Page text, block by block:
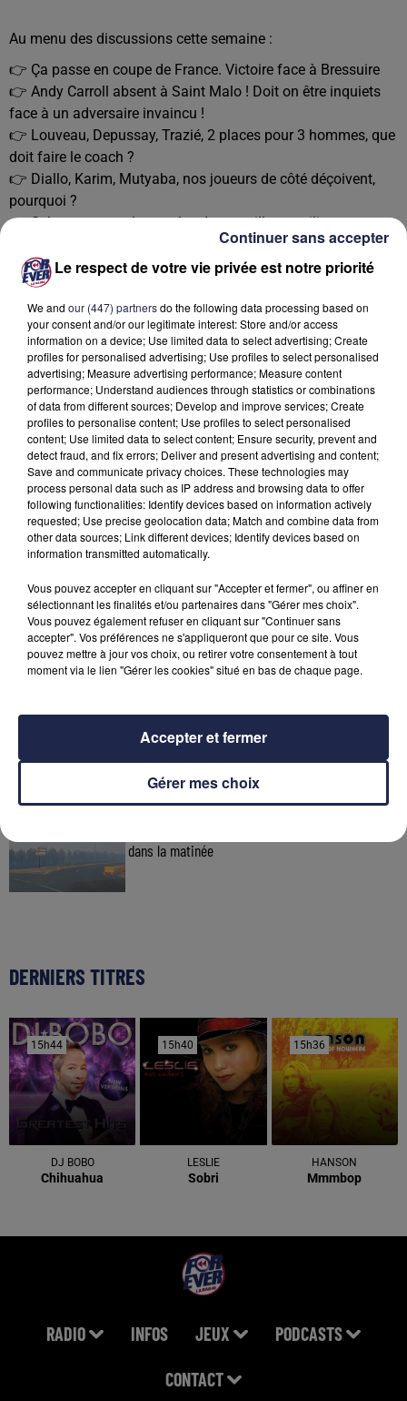
Au menu des discussions cette semaine :
👉 Ça passe en coupe de France. Victoire face à Bressuire
👉 Andy Carroll absent à Saint Malo ! Doit on être inquiets
face à un adversaire invaincu !
👉 Louveau, Depussay, Trazié, 2 places pour 3 hommes, que
doit faire le coach ?
👉 Diallo, Karim, Mutyaba, nos joueurs de côté déçoivent,
pourquoi ?
👉 Selon vous, quels sont les deux meilleurs milieux
Ecoutez le nouvel épisode de Coups Francs :
À LA UNE
31 juillet 2026
Incendie de Saumos : une météo nocturne
favorable
Incendies en Gironde : retour des habitants
autorisé dans neuf...
dans la matinée
DERNIERS TITRES
15h44
15h44
DJ BOBO
Chihuahua
15h40
15h40
LESLIE
Sobri
15h36
15h36
HANSON
Mmmbop
RADIO INFOS JEUX PODCASTS
CONTACT
Le respect de votre vie privée est notre priorité
We and our (447) partnersdo the following data processing based on
your consent and/or our legitimate interest: Store and/or access
information on a device; Use limited data to select advertising; Create
profiles for personalised advertising; Use profiles to select personalised
advertising; Measure advertising performance; Measure content
performance; Understand audiences through statistics or combinations
of data from different sources; Develop and improve services; Create
profiles to personalise content; Use profiles to select personalised
content; Use limited data to select content; Ensure security, prevent and
detect fraud, and fix errors; Deliver and present advertising and content;
Save and communicate privacy choices. These technologies may
process personal data such as IP address and browsing data to offer
following functionalities: Identify devices based on information actively
requested; Use precise geolocation data; Match and combine data from
other data sources; Link different devices; Identify devices based on
information transmitted automatically.
Vous pouvez accepter en cliquant sur "Accepter et fermer", ou affiner en
sélectionnant les finalités et/ou partenaires dans "Gérer mes choix".
Vous pouvez également refuser en cliquant sur "Continuer sans
accepter". Vos préférences ne s'appliqueront que pour ce site. Vous
pouvez mettre à jour vos choix, ou retirer votre consentement à tout
moment via le lien "Gérer les cookies" situé en bas de chaque page.
Gérer mes choix
Accepter et fermer
Continuer sans accepter